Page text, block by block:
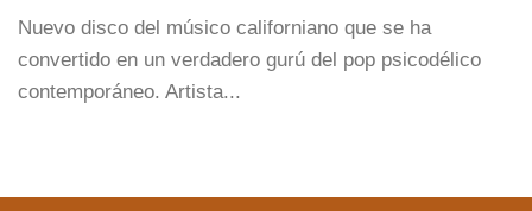
Nuevo disco del músico californiano que se ha
convertido en un verdadero gurú del pop psicodélico
contemporáneo. Artista...